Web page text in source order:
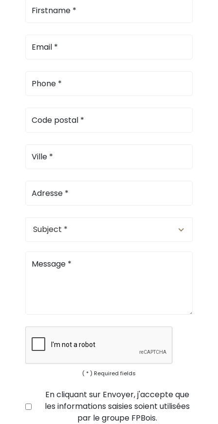
Firstname *
Email *
Phone *
Code postal *
Ville *
Adresse *
Subject *
Message *
( * ) Required fields
En cliquant sur Envoyer, j'accepte que
les informations saisies soient utilisées
par le groupe FPBois.